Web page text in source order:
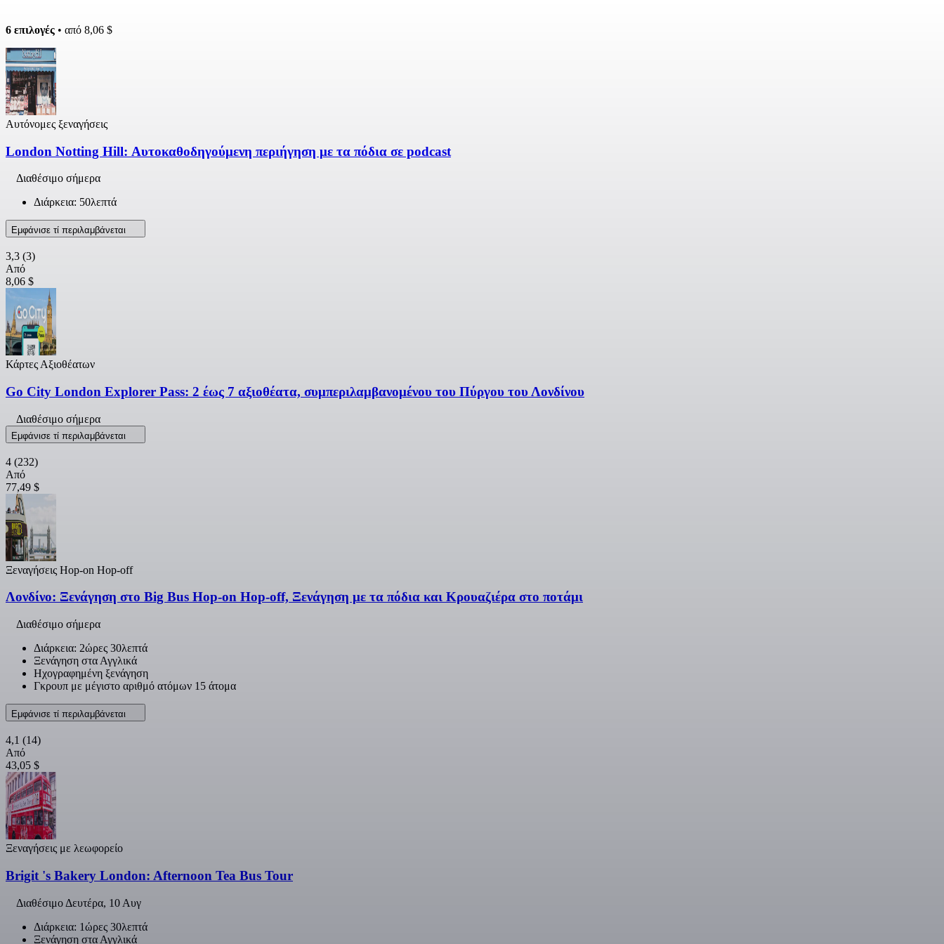
6 επιλογές • από 8,06 $
Αυτόνομες ξεναγήσεις
London Notting Hill: Αυτοκαθοδηγούμενη περιήγηση με τα πόδια σε podcast
Διαθέσιμο σήμερα
Διάρκεια: 50λεπτά
Εμφάνισε τί περιλαμβάνεται
3,3 (3)
Από
8,06 $
Κάρτες Αξιοθέατων
Go City London Explorer Pass: 2 έως 7 αξιοθέατα, συμπεριλαμβανομένου του Πύργου του Λονδίνου
Διαθέσιμο σήμερα
Εμφάνισε τί περιλαμβάνεται
4 (232)
Από
77,49 $
Ξεναγήσεις Hop-on Hop-off
Λονδίνο: Ξενάγηση στο Big Bus Hop-on Hop-off, Ξενάγηση με τα πόδια και Κρουαζιέρα στο ποτάμι
Διαθέσιμο σήμερα
Διάρκεια: 2ώρες 30λεπτά
Ξενάγηση στα Αγγλικά
Ηχογραφημένη ξενάγηση
Γκρουπ με μέγιστο αριθμό ατόμων 15 άτομα
Εμφάνισε τί περιλαμβάνεται
4,1 (14)
Από
43,05 $
Ξεναγήσεις με λεωφορείο
Brigit 's Bakery London: Afternoon Tea Bus Tour
Διαθέσιμο Δευτέρα, 10 Αυγ
Διάρκεια: 1ώρες 30λεπτά
Ξενάγηση στα Αγγλικά